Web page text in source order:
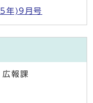
年)9月号
広報課